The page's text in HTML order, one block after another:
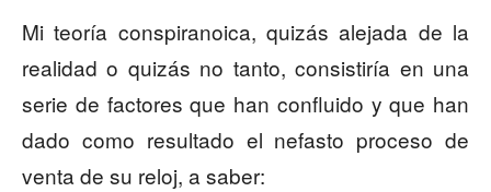
Mi teoría conspiranoica, quizás alejada de la
realidad o quizás no tanto, consistiría en una
serie de factores que han confluido y que han
dado como resultado el nefasto proceso de
venta de su reloj, a saber: